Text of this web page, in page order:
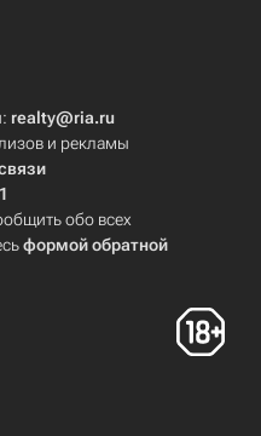
realty@ria.ru
и рекламы
обо всех
формой обратной